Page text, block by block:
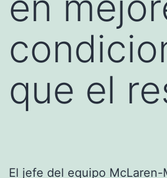
que el
El jefe del equipo McLaren-